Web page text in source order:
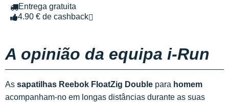
Entrega gratuita
4.90 € de cashback
A opinião da equipa i-Run
As sapatilhas Reebok FloatZig Double para homem
acompanham-no em longas distâncias durante as suas